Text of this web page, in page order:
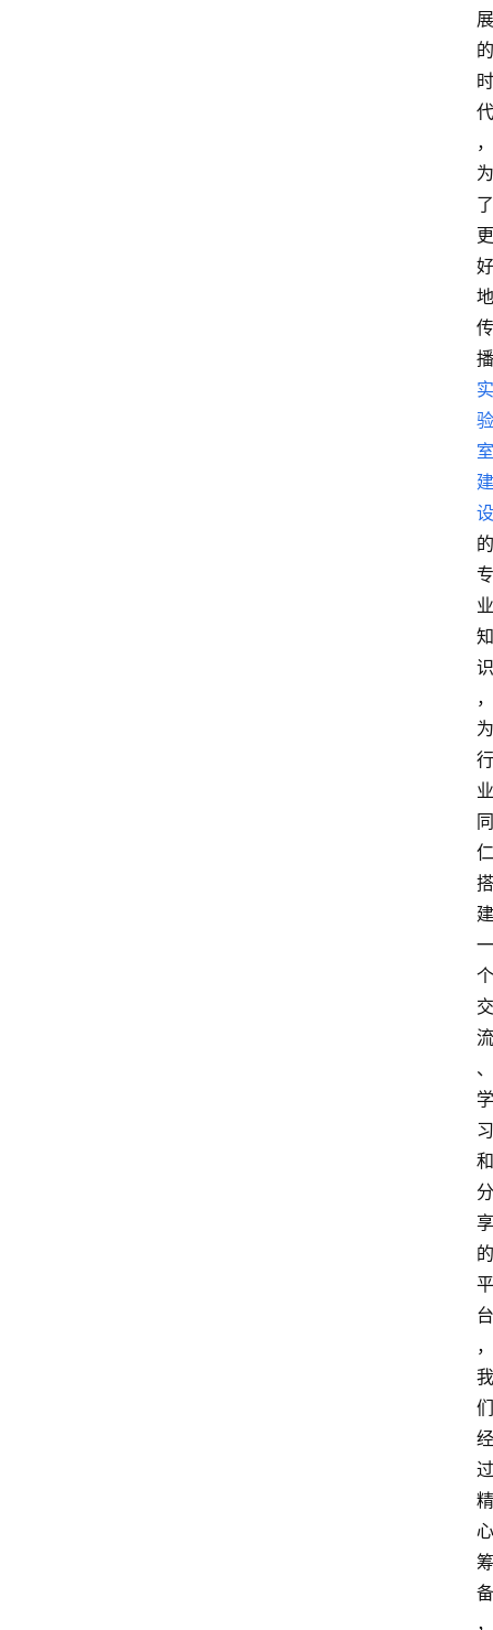
展
的
时
代
，
为
了
更
好
地
传
播
实
验
室
建
设
的
专
业
知
识
，
为
行
业
同
仁
搭
建
一
个
交
流
、
学
习
和
分
享
的
平
台
，
我
们
经
过
精
心
筹
备
，